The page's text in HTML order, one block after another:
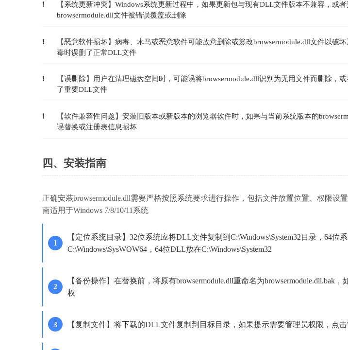
【系统更新冲突】Windows系统更新过程中，如果更新包与现有DLL文件版本不兼容，或
browsermodule.dll文件被错误覆盖或删除
【恶意软件损坏】病毒、木马或恶意软件可能故意删除或篡改browsermodule.dll文件以破
毒时误删了正常DLL文件
【误删除】用户在清理磁盘空间时，可能误将browsermodule.dll识别为无用文件而删除，
了重要DLL文件
【软件兼容性问题】安装旧版本或新版本的浏览器软件时，如果与当前系统版本的
误替换或注册表信息损坏
四、安装指南
正确安装browsermodule.dll需要严格按照系统要求进行操作，包括文件放置位置、权限设
南适用于Windows 7/8/10/11系统
【定位系统目录】32位系统应将DLL文件复制到C:\Windows\System32目录，64位
C:\Windows\SysWOW64，64位DLL放在C:\Windows\System32
【备份操作】在替换前，将原有browsermodule.dll重命名为browsermodule.dll.bak
权
【复制文件】将下载的DLL文件复制到目标目录，如果提示需要管理员权限，点